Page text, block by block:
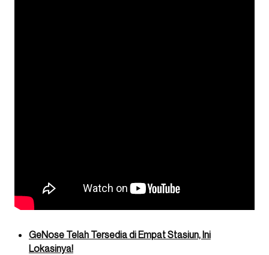
GeNose Telah Tersedia di Empat Stasiun, Ini
Lokasinya!